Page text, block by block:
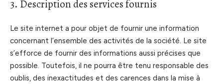
3. Description des services fournis
Le site internet a pour objet de fournir une information
concernant l’ensemble des activités de la société. Le site
s’efforce de fournir des informations aussi précises que
possible. Toutefois, il ne pourra être tenu responsable des
oublis, des inexactitudes et des carences dans la mise à